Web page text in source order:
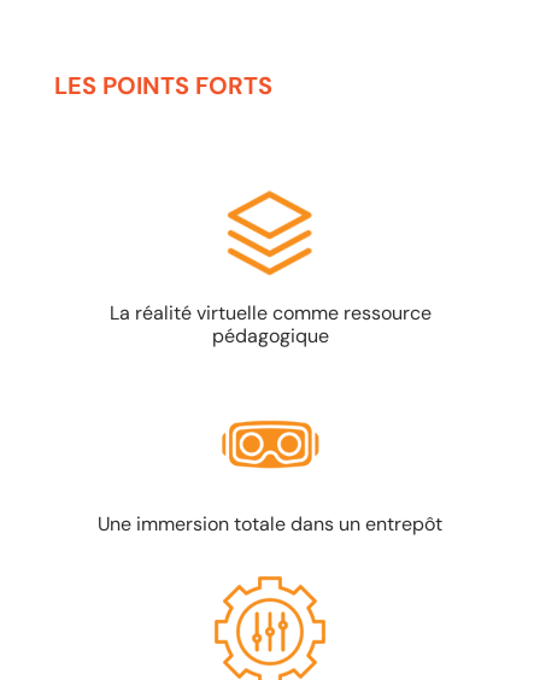
LES POINTS FORTS
La réalité virtuelle comme ressource
pédagogique
Une immersion totale dans un entrepôt